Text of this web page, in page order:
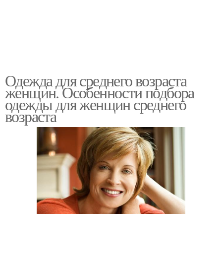
Одежда для среднего возраста
женщин. Особенности подбора
одежды для женщин среднего
возраста